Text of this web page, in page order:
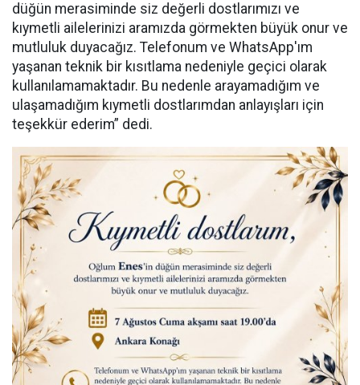
düğün merasiminde siz değerli dostlarımızı ve
kıymetli ailelerinizi aramızda görmekten büyük onur ve
mutluluk duyacağız. Telefonum ve WhatsApp'ım
yaşanan teknik bir kısıtlama nedeniyle geçici olarak
kullanılamamaktadır. Bu nedenle arayamadığım ve
ulaşamadığım kıymetli dostlarımdan anlayışları için
teşekkür ederim” dedi.